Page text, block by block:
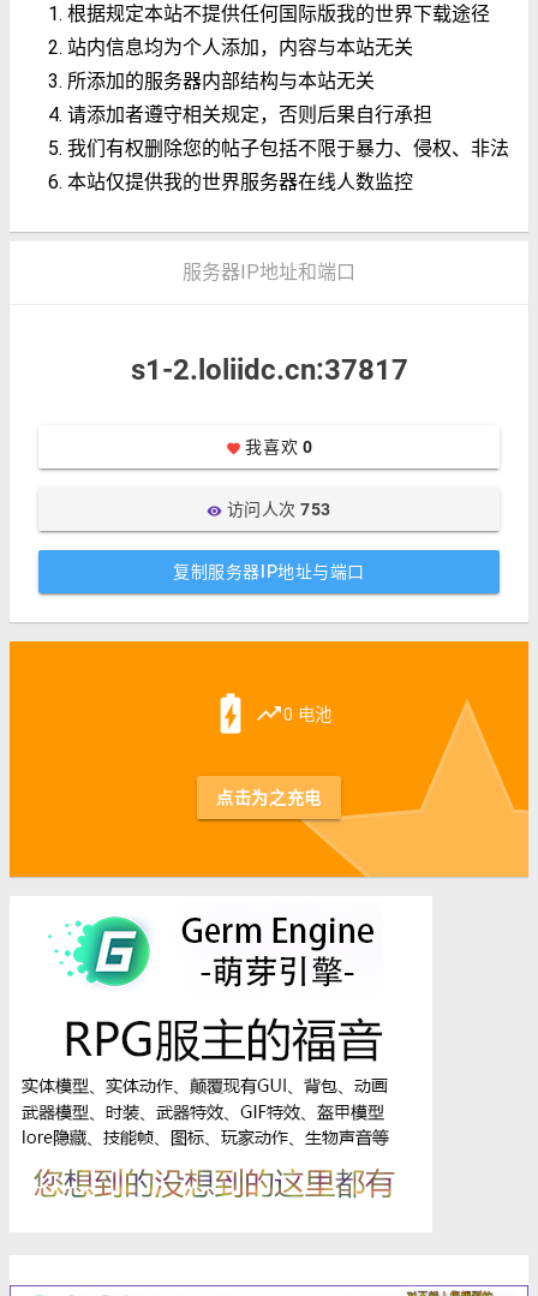
根据规定本站不提供任何国际版我的世界下载途径
站内信息均为个人添加，内容与本站无关
所添加的服务器内部结构与本站无关
请添加者遵守相关规定，否则后果自行承担
我们有权删除您的帖子包括不限于暴力、侵权、非法
本站仅提供我的世界服务器在线人数监控
服务器IP地址和端口
s1-2.loliidc.cn:37817
favorite 我喜欢 0
visibility访问人次753
复制服务器IP地址与端口
battery_charging_full trending_up0 电池
点击为之充电